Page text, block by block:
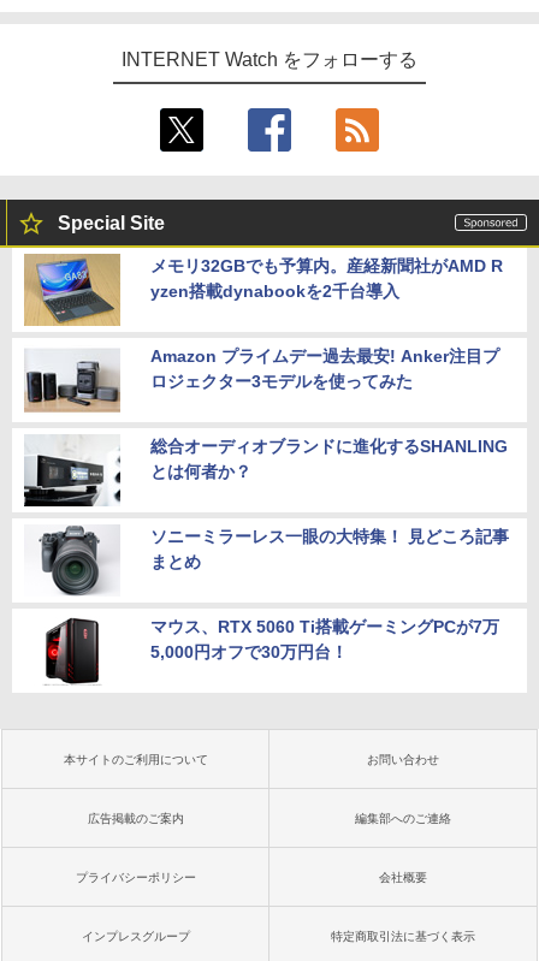
INTERNET Watch をフォローする
Special Site
メモリ32GBでも予算内。産経新聞社がAMD R
yzen搭載dynabookを2千台導入
Amazon プライムデー過去最安! Anker注目プ
ロジェクター3モデルを使ってみた
総合オーディオブランドに進化するSHANLING
とは何者か？
ソニーミラーレス一眼の大特集！ 見どころ記事
まとめ
マウス、RTX 5060 Ti搭載ゲーミングPCが7万
5,000円オフで30万円台！
本サイトのご利用について お問い合わせ
広告掲載のご案内 編集部へのご連絡
プライバシーポリシー 会社概要
インプレスグループ 特定商取引法に基づく表示